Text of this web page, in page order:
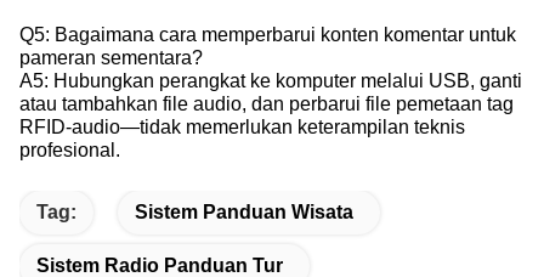
Q5: Bagaimana cara memperbarui konten komentar untuk
pameran sementara?
A5: Hubungkan perangkat ke komputer melalui USB, ganti
atau tambahkan file audio, dan perbarui file pemetaan tag
RFID-audio—tidak memerlukan keterampilan teknis
profesional.
Tag: Sistem Panduan Wisata
Sistem Radio Panduan Tur